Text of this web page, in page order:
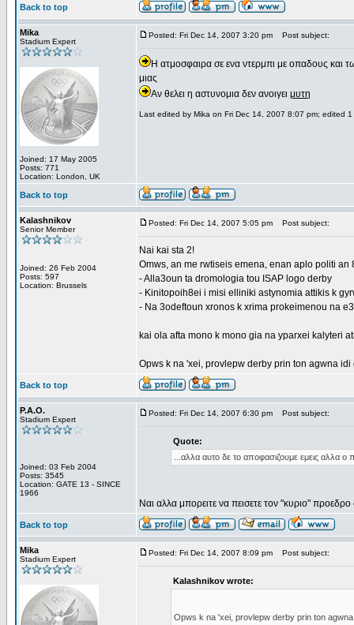
Back to top
Mika
Stadium Expert
Joined: 17 May 2005
Posts: 771
Location: London, UK
Posted: Fri Dec 14, 2007 3:20 pm Post subject:
Η ατμοσφαιρα σε ενα ντερμπι με οπαδους και
μιας
Αν θελει η αστυνομια δεν ανοιγει μυτη
Last edited by Mika on Fri Dec 14, 2007 8:07 pm; edited
Back to top
Kalashnikov
Senior Member
Joined: 26 Feb 2004
Posts: 597
Location: Brussels
Posted: Fri Dec 14, 2007 5:05 pm Post subject:
Nai kai sta 2!
Omws, an me rwtiseis emena, enan aplo politi an
- Alla3oun ta dromologia tou ISAP logo derby
- Kinitopoih8ei i misi elliniki astynomia attikis k
- Na 3odeftoun xronos k xrima prokeimenou na
kai ola afta mono k mono gia na yparxei kalyteri
Opws k na 'xei, provlepw derby prin ton agwna
Back to top
P.A.O.
Stadium Expert
Joined: 03 Feb 2004
Posts: 3545
Location: GATE 13 - SINCE
1966
Posted: Fri Dec 14, 2007 6:30 pm Post subject:
Quote:
...αλλα αυτο δε το αποφασιζουμε εμεις αλλα ο
Ναι αλλα μπορειτε να πεισετε τον "κυριο"
Back to top
Mika
Stadium Expert
Posted: Fri Dec 14, 2007 8:09 pm Post subject:
Kalashnikov wrote:
Opws k na 'xei, provlepw derby prin ton